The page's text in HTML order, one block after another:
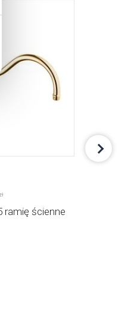
zł
ramię ścienne